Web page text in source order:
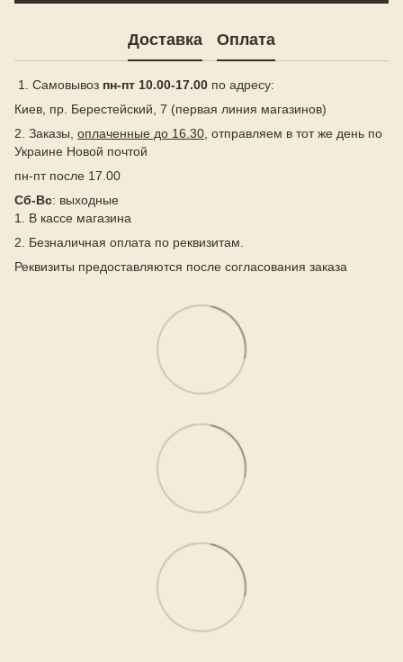
Доставка Оплата
1. Самовывоз пн-пт 10.00-17.00 по адресу:
Киев, пр. Берестейский, 7 (первая линия магазинов)
2. Заказы, оплаченные до 16.30, отправляем в тот же день по
Украине Новой почтой
пн-пт после 17.00
Сб-Вс: выходные
1. В кассе магазина
2. Безналичная оплата по реквизитам.
Реквизиты предоставляются после согласования заказа